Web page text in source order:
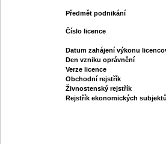
Předmět podnikání
Číslo licence
Datum zahájení výkonu
Den vzniku oprávnění
Verze licence
Obchodní rejstřík
Živnostenský rejstřík
Rejstřík ekonomických subjektů